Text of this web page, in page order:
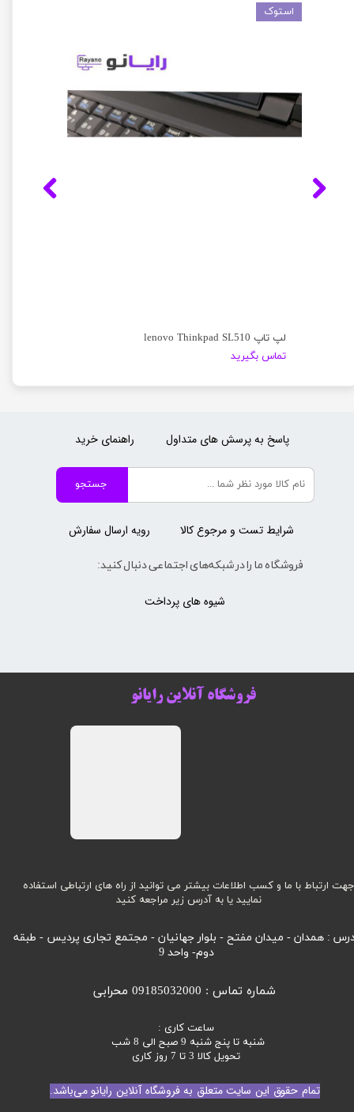
لپ تاپ lenovo Thinkpad SL510
تماس بگیرید
استوک
تمام حقوق این سایت متعلق به فروشگاه آنلاین رایانو می‌باشد.
جهت ارتباط با ما و کسب اطلاعات بیشتر می توانید از راه های ارتباطی استفاده
نمایید یا به آدرس زیر مراجعه کنید
: همدان - میدان مفتح - بلوار جهانیان - مجتمع تجاری پردیس - طبقه
دوم- واحد 9
ساعت کاری :
شنبه تا پنج شنبه 9 صبح الی 8 شب
تحویل کالا 3 تا 7 روز کاری
شماره تماس : 09185032000 محرابی
فروشگاه آنلاین رایانو
جستجو
فروشگاه ما را در شبکه‌های اجتماعی دنبال کنید:
رویه ارسال سفارش
راهنمای خرید
شیوه های پرداخت
پاسخ به پرسش های متداول
شرایط تست و مرجوع کالا